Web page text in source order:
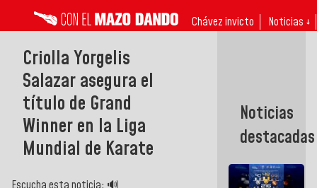
Chávez invicto Noticias ↓
Criolla Yorgelis
Salazar asegura el
título de Grand
Winner en la Liga
Mundial de Karate
Escucha esta noticia: 🔊
Noticias
destacadas